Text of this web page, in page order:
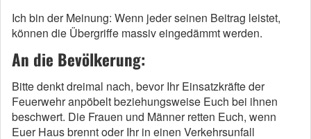
Ich bin der Meinung: Wenn jeder seinen Beitrag leistet,
können die Übergriffe massiv eingedämmt werden.
An die Bevölkerung:
Bitte denkt dreimal nach, bevor Ihr Einsatzkräfte der
Feuerwehr anpöbelt beziehungsweise Euch bei ihnen
beschwert. Die Frauen und Männer retten Euch, wenn
Euer Haus brennt oder Ihr in einen Verkehrsunfall